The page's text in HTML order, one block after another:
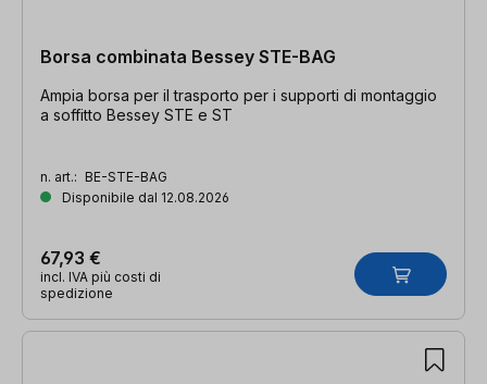
Borsa combinata Bessey STE-BAG
Ampia borsa per il trasporto per i supporti di montaggio
a soffitto Bessey STE e ST
n. art.: BE-STE-BAG
Disponibile dal 12.08.2026
67,93 €
incl. IVA più costi di
spedizione